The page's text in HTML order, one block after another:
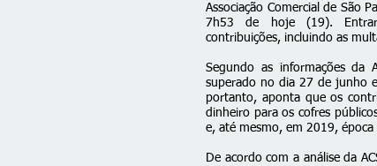
Associação Comercial de São
7h53 de hoje (19).
contribuições, incluindo as
Segundo as informações da
superado no dia 27 de junho
portanto, aponta que os
dinheiro para os cofres
e, até mesmo, em 2019, época
De acordo com a análise da